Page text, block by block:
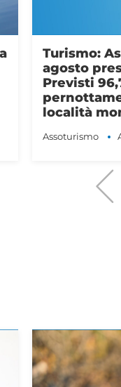
Messina
trasformi il
sviluppo
Assoturismo